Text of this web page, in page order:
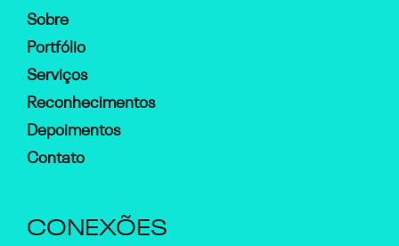
Sobre
Portfólio
Serviços
Reconhecimentos
Depoimentos
Contato
CONEXÕES